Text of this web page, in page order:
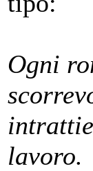
Ogni
lavoro.